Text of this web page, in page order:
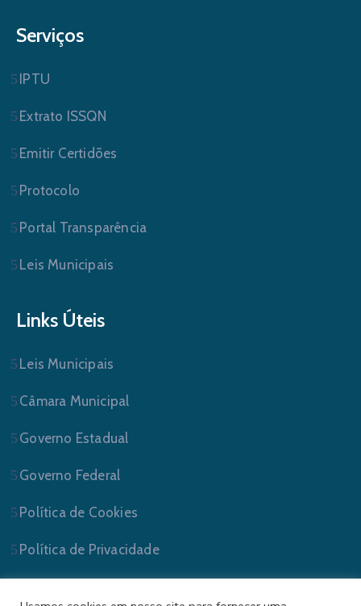
Serviços
IPTU
Extrato ISSQN
Emitir Certidões
Protocolo
Portal Transparência
Leis Municipais
Links Úteis
Leis Municipais
Câmara Municipal
Governo Estadual
Governo Federal
Política de Cookies
Política de Privacidade